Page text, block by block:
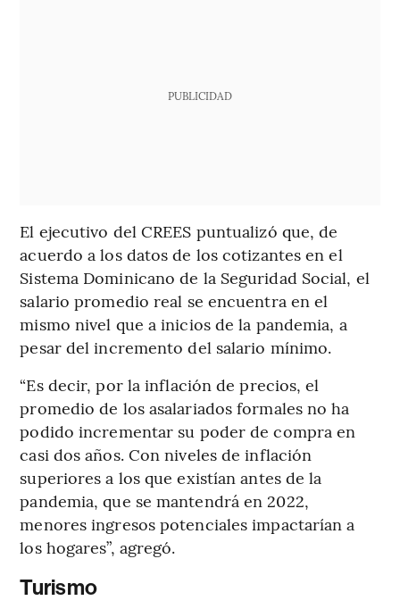
PUBLICIDAD
El ejecutivo del CREES puntualizó que, de
acuerdo a los datos de los cotizantes en el
Sistema Dominicano de la Seguridad Social, el
salario promedio real se encuentra en el
mismo nivel que a inicios de la pandemia, a
pesar del incremento del salario mínimo.
“Es decir, por la inflación de precios, el
promedio de los asalariados formales no ha
podido incrementar su poder de compra en
casi dos años. Con niveles de inflación
superiores a los que existían antes de la
pandemia, que se mantendrá en 2022,
menores ingresos potenciales impactarían a
los hogares”, agregó.
Turismo